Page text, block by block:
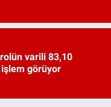
varili 83,10
görüyor